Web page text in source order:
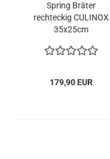
Spring Bräter
rechteckig CULINOX
35x25cm
179,90 EUR